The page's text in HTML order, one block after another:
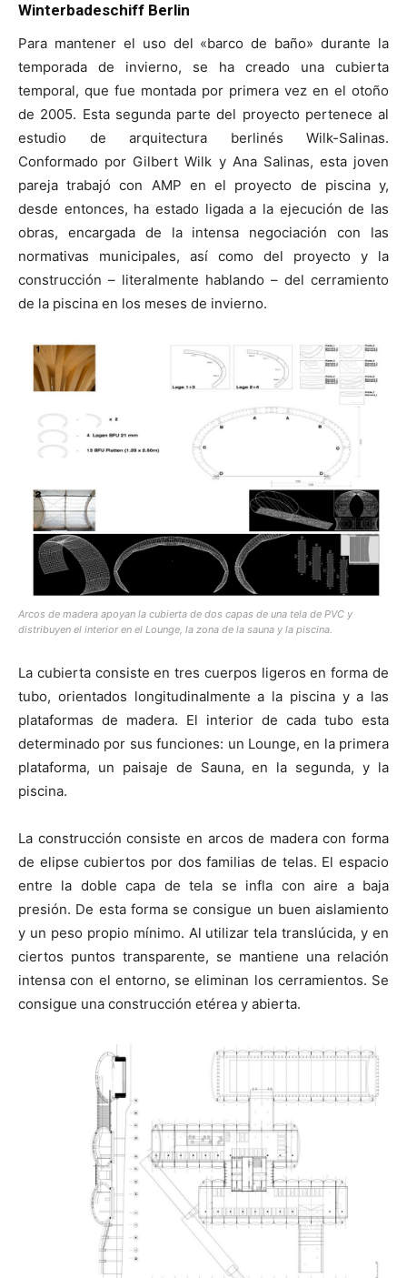
Winterbadeschiff Berlin
Para mantener el uso del «barco de baño» durante la
temporada de invierno, se ha creado una cubierta
temporal, que fue montada por primera vez en el otoño
de 2005. Esta segunda parte del proyecto pertenece al
estudio de arquitectura berlinés Wilk-Salinas.
Conformado por Gilbert Wilk y Ana Salinas, esta joven
pareja trabajó con AMP en el proyecto de piscina y,
desde entonces, ha estado ligada a la ejecución de las
obras, encargada de la intensa negociación con las
normativas municipales, así como del proyecto y la
construcción – literalmente hablando – del cerramiento
de la piscina en los meses de invierno.
Arcos de madera apoyan la cubierta de dos capas de una tela de PVC y
distribuyen el interior en el Lounge, la zona de la sauna y la piscina.
La cubierta consiste en tres cuerpos ligeros en forma de
tubo, orientados longitudinalmente a la piscina y a las
plataformas de madera. El interior de cada tubo esta
determinado por sus funciones: un Lounge, en la primera
plataforma, un paisaje de Sauna, en la segunda, y la
piscina.
La construcción consiste en arcos de madera con forma
de elipse cubiertos por dos familias de telas. El espacio
entre la doble capa de tela se infla con aire a baja
presión. De esta forma se consigue un buen aislamiento
y un peso propio mínimo. Al utilizar tela translúcida, y en
ciertos puntos transparente, se mantiene una relación
intensa con el entorno, se eliminan los cerramientos. Se
consigue una construcción etérea y abierta.